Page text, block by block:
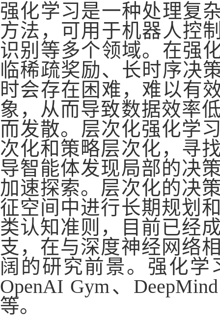
强化学习是一种处理复
方法，可用于机器人控
识别等多个领域。在强
临稀疏奖励、长时序决
时会存在困难，难以有
象，从而导致数据效率
而发散。层次化强化学
次化和策略层次化，寻
导智能体发现局部的决
加速探索。层次化的决
征空间中进行长期规划
类认知准则，目前已经
支，在与深度神经网络
阔的研究前景。强化
OpenAI Gym、
等。